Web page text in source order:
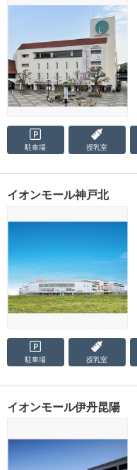
駐車場 授乳室
イオンモール神戸北
駐車場 授乳室
イオンモール伊丹昆陽